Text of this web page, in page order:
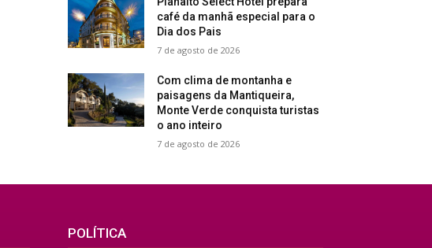
café da manhã especial para o
Dia dos Pais
7 de agosto de 2026
Com clima de montanha e
paisagens da Mantiqueira,
Monte Verde conquista turistas
o ano inteiro
7 de agosto de 2026
POLÍTICA